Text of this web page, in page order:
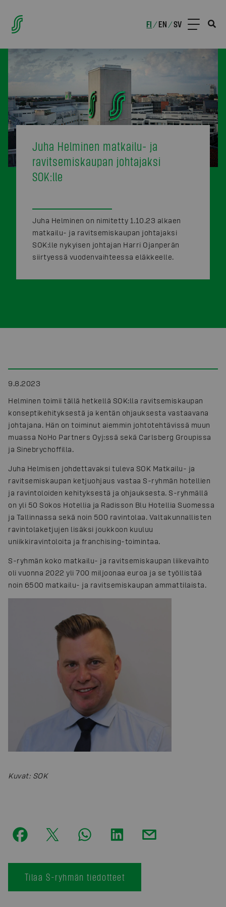
FI /EN /SV
Juha Helminen matkailu- ja
ravitsemiskaupan johtajaksi
SOK:lle
Juha Helminen on nimitetty 1.10.23 alkaen
matkailu- ja ravitsemiskaupan johtajaksi
SOK:lle nykyisen johtajan Harri Ojanperän
siirtyessä vuodenvaihteessa eläkkeelle.
9.8.2023
Helminen toimii tällä hetkellä SOK:lla ravitsemiskaupan
konseptikehityksestä ja kentän ohjauksesta vastaavana
johtajana. Hän on toiminut aiemmin johtotehtävissä muun
muassa NoHo Partners Oyj:ssä sekä Carlsberg Groupissa
ja Sinebrychoffilla.
Juha Helmisen johdettavaksi tuleva SOK Matkailu- ja
ravitsemiskaupan ketjuohjaus vastaa S-ryhmän hotellien
ja ravintoloiden kehityksestä ja ohjauksesta. S-ryhmällä
on yli 50 Sokos Hotellia ja Radisson Blu Hotellia Suomessa
ja Tallinnassa sekä noin 500 ravintolaa. Valtakunnallisten
ravintolaketjujen lisäksi joukkoon kuuluu
uniikkiravintoloita ja franchising-toimintaa.
S-ryhmän koko matkailu- ja ravitsemiskaupan liikevaihto
oli vuonna 2022 yli 700 miljoonaa euroa ja se työllistää
noin 6500 matkailu- ja ravitsemiskaupan ammattilaista.
Kuvat: SOK
Tilaa S-ryhmän tiedotteet